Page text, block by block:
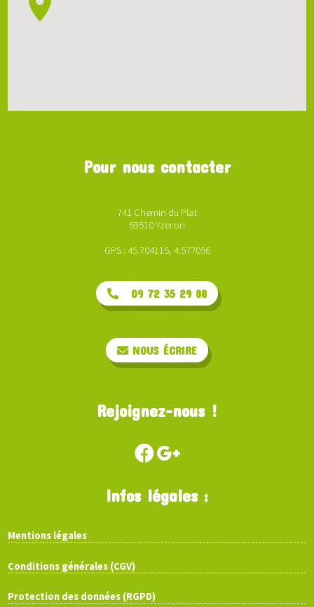
Pour nous contacter
741 Chemin du Plat
69510 Yzeron
GPS : 45.704115, 4.577056
09 72 35 29 88
NOUS ÉCRIRE
Rejoignez-nous !
Infos légales :
Mentions légales
Conditions générales (CGV)
Protection des données (RGPD)